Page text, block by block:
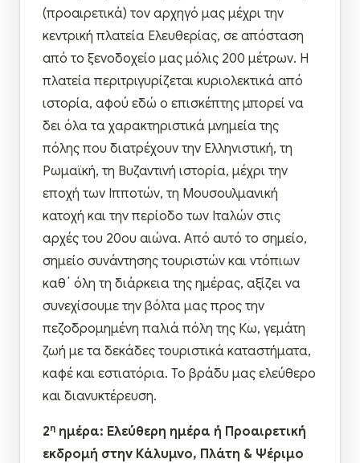
(προαιρετικά) τον αρχηγό μας μέχρι την
κεντρική πλατεία Ελευθερίας, σε απόσταση
από το ξενοδοχείο μας μόλις 200 μέτρων. Η
πλατεία περιτριγυρίζεται κυριολεκτικά από
ιστορία, αφού εδώ ο επισκέπτης μπορεί να
δει όλα τα χαρακτηριστικά μνημεία της
πόλης που διατρέχουν την Ελληνιστική, τη
Ρωμαϊκή, τη Βυζαντινή ιστορία, μέχρι την
εποχή των Ιπποτών, τη Μουσουλμανική
κατοχή και την περίοδο των Ιταλών στις
αρχές του 20ου αιώνα. Από αυτό το σημείο,
σημείο συνάντησης τουριστών και ντόπιων
καθ΄ όλη τη διάρκεια της ημέρας, αξίζει να
συνεχίσουμε την βόλτα μας προς την
πεζοδρομημένη παλιά πόλη της Κω, γεμάτη
ζωή με τα δεκάδες τουριστικά καταστήματα,
καφέ και εστιατόρια. Το βράδυ μας ελεύθερο
και διανυκτέρευση.
2η ημέρα: Ελεύθερη ημέρα ή Προαιρετική
εκδρομή στην Κάλυμνο, Πλάτη & Ψέριμο